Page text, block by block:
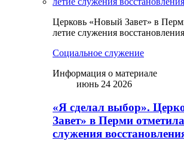
Церковь «Новый Завет» в
летие служения восстановления
Социальное служение
Информация о материале
июнь 24 2026
«Я сделал выбор».
Завет» в Перми
служения